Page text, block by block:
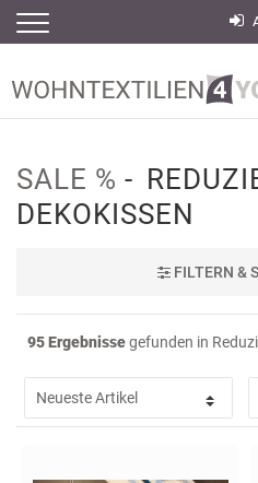
SALE %
DEKOKISSEN
FILTERN &
95 Ergebnissegefunden in
Filter
Filter